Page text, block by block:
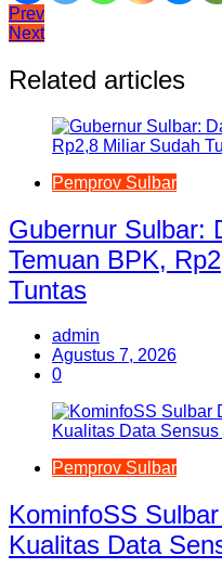
Navigasi
pos
Prev
Next
Related articles
Pemprov Sulbar
Gubernur Sulbar:
Temuan BPK,
Tuntas
admin
Agustus 7, 2026
0
Pemprov Sulbar
KominfoSS
Kualitas Data